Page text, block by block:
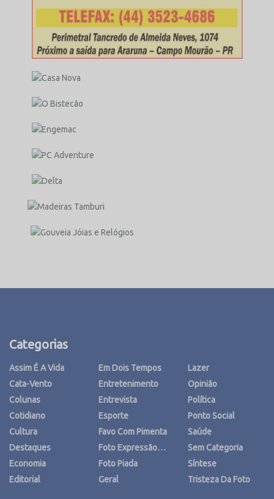
Categorias
Assim É A Vida
Cata-Vento
Colunas
Cotidiano
Cultura
Destaques
Economia
Editorial
Em Dois Tempos
Entretenimento
Entrevista
Esporte
Favo Com Pimenta
Foto Expressão…
Foto Piada
Geral
Lazer
Opinião
Política
Ponto Social
Saúde
Sem Categoria
Síntese
Tristeza Da Foto